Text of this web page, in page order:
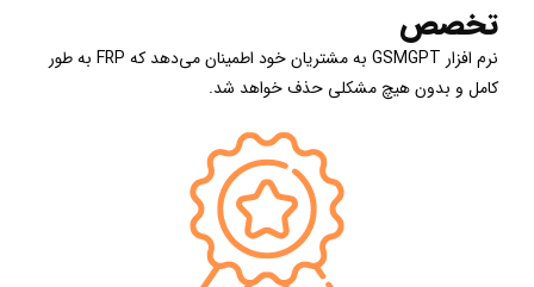
تخصص
نرم افزار GSMGPT به مشتریان خود اطمینان می‌دهد که FRP به طور
کامل و بدون هیچ مشکلی حذف خواهد شد.